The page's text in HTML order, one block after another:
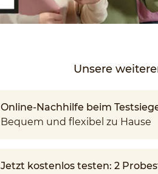
Unsere
Online-Nachhilfe beim
Bequem und flexibel zu Hause
Jetzt kostenlos testen: 2